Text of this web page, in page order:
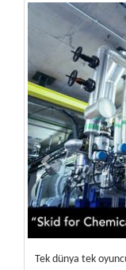
Tek dünya tek oyuncu